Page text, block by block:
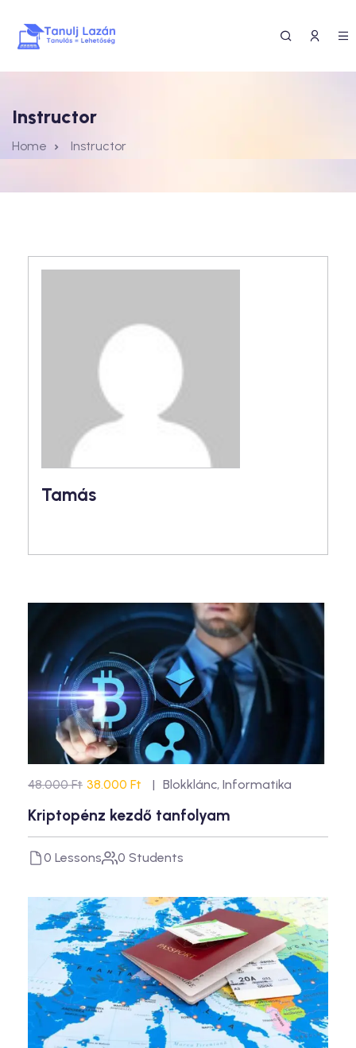
Instructor
Home Instructor
Tamás
48.000 Ft 38.000 Ft Blokklánc, Informatika
Kriptopénz kezdő tanfolyam
0 Lessons 0 Students